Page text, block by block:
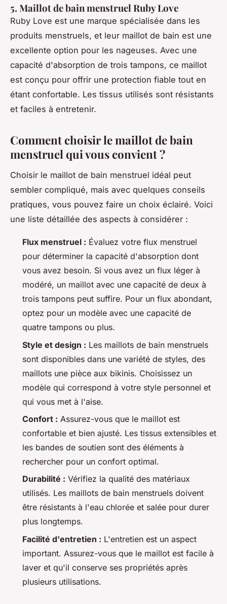
5. Maillot de bain menstruel Ruby Love
Ruby Love est une marque spécialisée dans les
produits menstruels, et leur maillot de bain est une
excellente option pour les nageuses. Avec une
capacité d'absorption de trois tampons, ce maillot
est conçu pour offrir une protection fiable tout en
étant confortable. Les tissus utilisés sont résistants
et faciles à entretenir.
Comment choisir le maillot de bain
menstruel qui vous convient ?
Choisir le maillot de bain menstruel idéal peut
sembler compliqué, mais avec quelques conseils
pratiques, vous pouvez faire un choix éclairé. Voici
une liste détaillée des aspects à considérer :
Flux menstruel : Évaluez votre flux menstruel
pour déterminer la capacité d'absorption dont
vous avez besoin. Si vous avez un flux léger à
modéré, un maillot avec une capacité de deux à
trois tampons peut suffire. Pour un flux abondant,
optez pour un modèle avec une capacité de
quatre tampons ou plus.
Style et design : Les maillots de bain menstruels
sont disponibles dans une variété de styles, des
maillots une pièce aux bikinis. Choisissez un
modèle qui correspond à votre style personnel et
qui vous met à l'aise.
Confort : Assurez-vous que le maillot est
confortable et bien ajusté. Les tissus extensibles et
les bandes de soutien sont des éléments à
rechercher pour un confort optimal.
Durabilité : Vérifiez la qualité des matériaux
utilisés. Les maillots de bain menstruels doivent
être résistants à l'eau chlorée et salée pour durer
plus longtemps.
Facilité d'entretien : L'entretien est un aspect
important. Assurez-vous que le maillot est facile à
laver et qu'il conserve ses propriétés après
plusieurs utilisations.